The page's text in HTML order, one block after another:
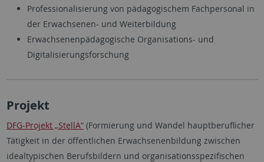
Professionalisierung von pädagogischem Fachpersonal in
der Erwachsenen- und Weiterbildung
Erwachsenenpädagogische Organisations- und
Digitalisierungsforschung
Projekt
DFG-Projekt „StellA“(Formierung und Wandel hauptberuflicher
Tätigkeit in der öffentlichen Erwachsenenbildung zwischen
idealtypischen Berufsbildern und organisationsspezifischen